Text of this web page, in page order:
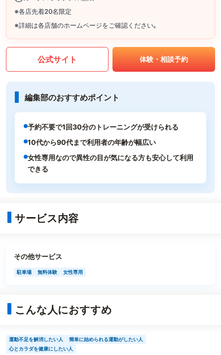
※各店先着20名限定
※詳細は各店舗のホームページをご確認ください｡
公式サイト 体験・相談予約
編集部のおすすめポイント
予約不要で1回30分のトレーニングが受けられる
10代から90代まで利用者の年齢が幅広い
女性専用なので異性の目が気になる方も安心して利用
できる
サービス内容
その他サービス
駐車場 無料体験 女性専用
こんな人におすすめ
運動不足を解消したい人
簡単に始められる運動がしたい人
心とカラダを健康にしたい人